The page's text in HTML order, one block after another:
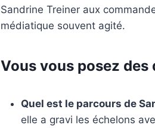
Sandrine Treiner aux
médiatique souvent agité.
Vous vous posez des
Quel est le parcours de
elle a gravi les échelons